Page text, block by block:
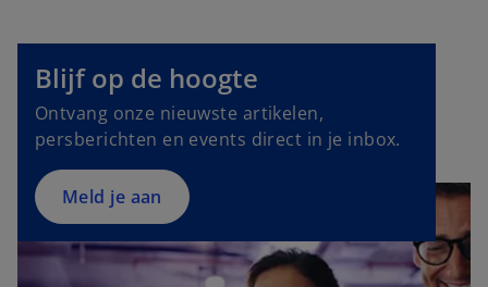
Blijf op de hoogte
Ontvang onze nieuwste artikelen,
persberichten en events direct in je inbox.
Meld je aan
p
n
s
i
n
a
n
e